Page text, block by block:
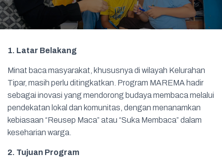
V
I
G
N
1. Latar Belakang
Minat baca masyarakat, khususnya di wilayah Kelurahan
Tipar, masih perlu ditingkatkan. Program MAREMA hadir
sebagai inovasi yang mendorong budaya membaca melalui
pendekatan lokal dan komunitas, dengan menanamkan
kebiasaan “Reusep Maca” atau “Suka Membaca” dalam
keseharian warga.
2. Tujuan Program